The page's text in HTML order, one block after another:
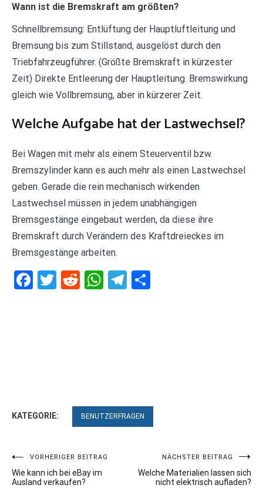
Wann ist die Bremskraft am größten?
Schnellbremsung: Entlüftung der Hauptluftleitung und
Bremsung bis zum Stillstand, ausgelöst durch den
Triebfahrzeugführer. (Größte Bremskraft in kürzester
Zeit) Direkte Entleerung der Hauptleitung. Bremswirkung
gleich wie Vollbremsung, aber in kürzerer Zeit.
Welche Aufgabe hat der Lastwechsel?
Bei Wagen mit mehr als einem Steuerventil bzw.
Bremszylinder kann es auch mehr als einen Lastwechsel
geben. Gerade die rein mechanisch wirkenden
Lastwechsel müssen in jedem unabhängigen
Bremsgestänge eingebaut werden, da diese ihre
Bremskraft durch Verändern des Kraftdreieckes im
Bremsgestänge arbeiten.
Facebook
Twitter
RedditWhatsApp
Telegram
KATEGORIE: BENUTZERFRAGEN
Beitragsnavigation
VORHERIGER BEITRAG
Wie kann ich bei eBay im
Ausland verkaufen?
NÄCHSTER BEITRAG
Welche Materialien lassen sich
nicht elektrisch aufladen?